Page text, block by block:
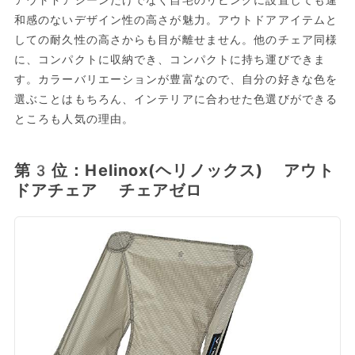
和感のないデザイン性の高さが魅力。アウトドアアイテムと
しての耐久性の高さからも目が離せません。他のチェア同様
に、コンパクトに収納でき、コンパクトに持ち運びできま
す。カラーバリエーションが豊富なので、自分の好きな色を
選ぶことはもちろん、インテリアに合わせた色選びができる
ところも人気の理由。
第3位：Helinox(ヘリノックス) アウト
ドアチェア チェアゼロ